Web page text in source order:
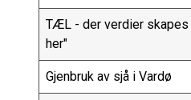
TÆL - der verdier skapes
her"
Gjenbruk av sjå i Vardø